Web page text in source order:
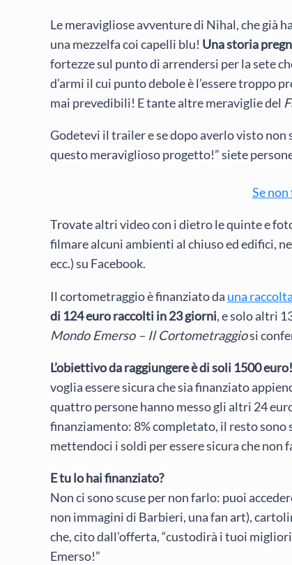
Le meravigliose avventure di Nihal, che già
una mezzelfa coi capelli blu! Una storia
fortezze sul punto di arrendersi per la sete
d’armi il cui punto debole è l’essere troppo
mai prevedibili! E tante altre meraviglie del
Godetevi il trailer e se dopo averlo visto
questo meraviglioso progetto!” siete
Se
Trovate altri video con i dietro le quinte e
filmare alcuni ambienti al chiuso ed edifici,
ecc.) su Facebook.
Il cortometraggio è finanziato da una
di 124 euro raccolti in 23 giorni, e solo altri
Mondo Emerso – Il Cortometraggiosi
L’obiettivo da raggiungere è di soli 1500 euro!
voglia essere sicura che sia finanziato
quattro persone hanno messo gli altri 24
finanziamento: 8% completato, il resto sono
mettendoci i soldi per essere sicura che non
E tu lo hai finanziato?
Non ci sono scuse per non farlo: puoi
non immagini di Barbieri, una fan art),
che, cito dall’offerta, “custodirà i tuoi
Emerso!”